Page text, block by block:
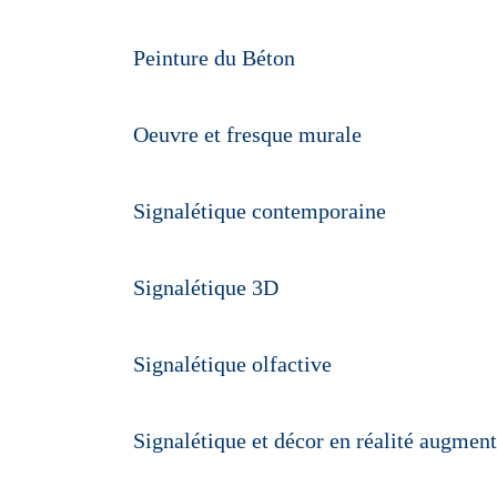
Peinture du Béton
Oeuvre et fresque murale
Signalétique contemporaine
Signalétique 3D
Signalétique olfactive
Signalétique et décor en réalité